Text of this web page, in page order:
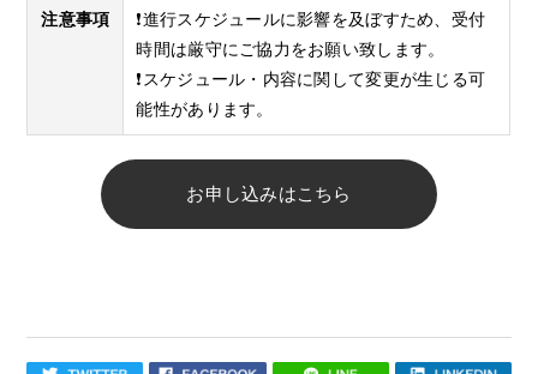
注意事項
❗️進行スケジュールに影響を及ぼすため、受付
時間は厳守にご協力をお願い致します。
❗️スケジュール・内容に関して変更が生じる可
能性があります。
お申し込みはこちら